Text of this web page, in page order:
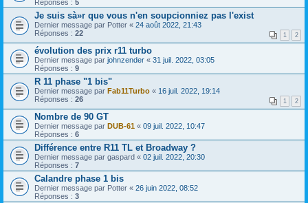
Réponses : 5
Je suis sà»r que vous n'en soupcionniez pas l'exist
Dernier message par Potter « 24 août 2022, 21:43
Réponses : 22 1 2
évolution des prix r11 turbo
Dernier message par johnzender « 31 juil. 2022, 03:05
Réponses : 9
R 11 phase "1 bis"
Dernier message par Fab11Turbo « 16 juil. 2022, 19:14
Réponses : 26 1 2
Nombre de 90 GT
Dernier message par DUB-61 « 09 juil. 2022, 10:47
Réponses : 6
Différence entre R11 TL et Broadway ?
Dernier message par gaspard « 02 juil. 2022, 20:30
Réponses : 7
Calandre phase 1 bis
Dernier message par Potter « 26 juin 2022, 08:52
Réponses : 3